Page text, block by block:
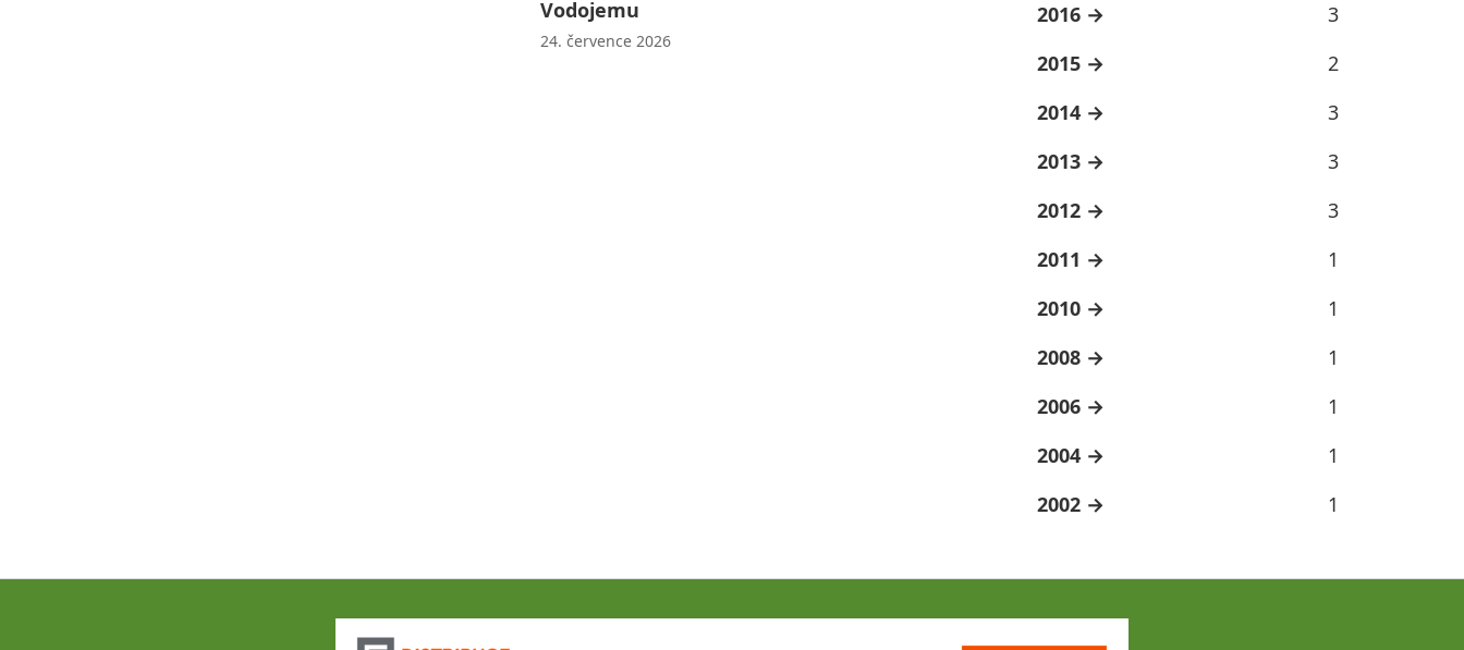
Vodojemu
24. července 2026
2016
3
2015
2
2014
3
2013
3
2012
3
2011
1
2010
1
2008
1
2006
1
2004
1
2002
1